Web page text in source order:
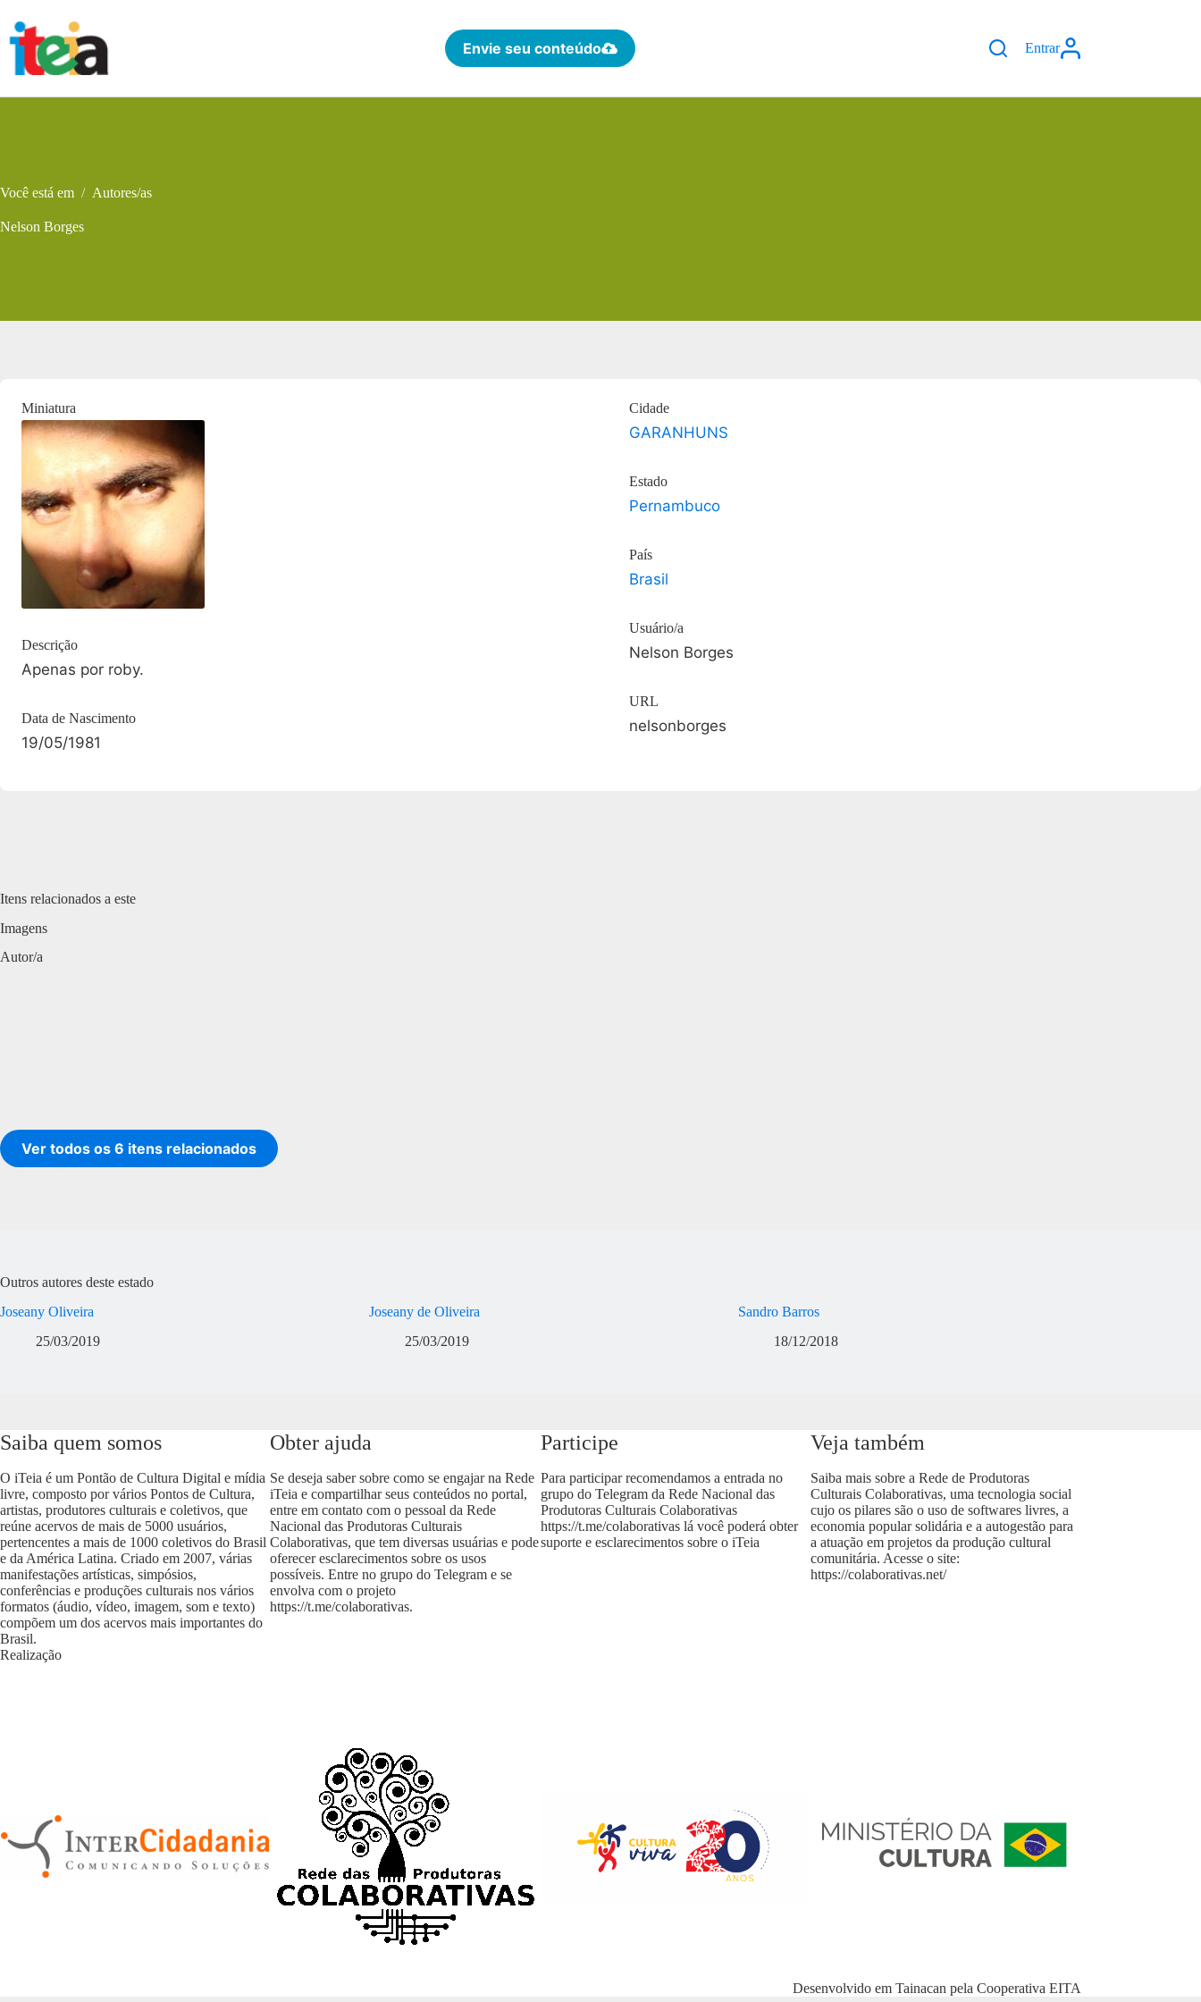
para
conteúdo
Envie seu conteúdo Entrar
Você está em / Autores/as
Nelson Borges
Miniatura
Descrição
Apenas por roby.
Data de Nascimento
19/05/1981
Cidade
GARANHUNS
Estado
Pernambuco
País
Brasil
Usuário/a
Nelson Borges
URL
nelsonborges
Itens relacionados a este
Imagens
Autor/a
Ver todos os 6 itens relacionados
Outros autores deste estado
Joseany Oliveira
25/03/2019
Joseany de Oliveira
25/03/2019
Sandro Barros
18/12/2018
Saiba quem somos
O iTeia é um Pontão de Cultura Digital e mídia
livre, composto por vários Pontos de Cultura,
artistas, produtores culturais e coletivos, que
reúne acervos de mais de 5000 usuários,
pertencentes a mais de 1000 coletivos do Brasil
e da América Latina. Criado em 2007, várias
manifestações artísticas, simpósios,
conferências e produções culturais nos vários
formatos (áudio, vídeo, imagem, som e texto)
compõem um dos acervos mais importantes do
Brasil.
Obter ajuda
Se deseja saber sobre como se engajar na Rede
iTeia e compartilhar seus conteúdos no portal,
entre em contato com o pessoal da Rede
Nacional das Produtoras Culturais
Colaborativas, que tem diversas usuárias e pode
oferecer esclarecimentos sobre os usos
possíveis. Entre no grupo do Telegram e se
envolva com o projeto
https://t.me/colaborativas.
Participe
Para participar recomendamos a entrada no
grupo do Telegram da Rede Nacional das
Produtoras Culturais Colaborativas
https://t.me/colaborativaslá você poderá obter
suporte e esclarecimentos sobre o iTeia
Veja também
Saiba mais sobre a Rede de Produtoras
Culturais Colaborativas, uma tecnologia social
cujo os pilares são o uso de softwares livres, a
economia popular solidária e a autogestão para
a atuação em projetos da produção cultural
comunitária. Acesse o site:
https://colaborativas.net/
Realização
Desenvolvido em Tainacan pela Cooperativa EITA